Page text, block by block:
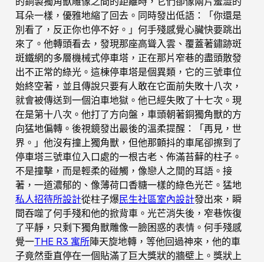
耳朵一樣，優雅地縮了回去。同時發出低語：「你還是
別看了，反正你也停不好。」何手殘感覺心臟快要跳出
來了。他轉頭看去，發現那座高聳入雲、覆蓋著鏽跡斑
斑鐵網的多層機械式停車塔，正在那片窄巷的盡頭散發
出不正常的綠光。這棟停車塔是個異類，它的三號車位
始終空著，並且傳說只要有人敢在它面前失敗十八次，
就會被傳送到一個泊車地獄。他已經失敗了十七次。現
在是第十八次。他打了方向盤，車頭朝著銅獨角獸的方
向猛地偏轉。後視鏡發出最後的溫柔提醒：「再見，世
界。」他沒有撞上獨角獸，但他那顫抖的車尾卻擦到了
停車塔三號車位入口處的一根古老、佈滿苔蘚的柱子。
不是撞擊，而是輕柔的碰觸，像戀人之間的耳語。接
著，一道濃郁的、像薄荷口香糖一樣的綠色光芒。猛地
私人招待所設計從柱子爆民生社區室內設計發出來，瞬
間吞噬了何手殘和他的掀背車。光芒消失後，窄巷恢復
了平靜，只剩下獨角獸雕像一臉困惑的表情。何手殘感
覺一THE R3 寓所陣天旋地轉，等他回過神來，他的車
子竟然垂直停在一個貼滿了巨大獎狀的牆壁上。獎狀上